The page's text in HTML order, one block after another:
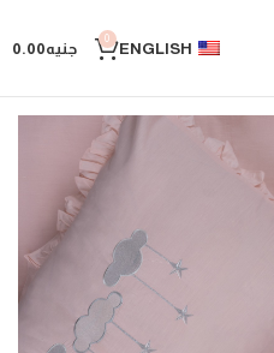
ENGLISH
0
جنيه0.00